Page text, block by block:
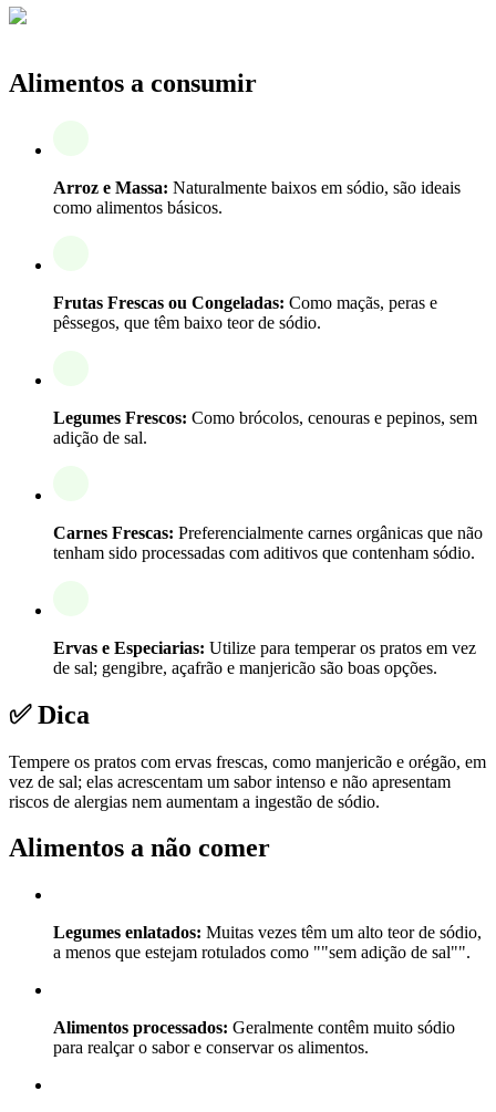
Alimentos a consumir
Arroz e Massa: Naturalmente baixos em sódio, são ideais
como alimentos básicos.
Frutas Frescas ou Congeladas: Como maçãs, peras e
pêssegos, que têm baixo teor de sódio.
Legumes Frescos: Como brócolos, cenouras e pepinos, sem
adição de sal.
Carnes Frescas: Preferencialmente carnes orgânicas que não
tenham sido processadas com aditivos que contenham sódio.
Ervas e Especiarias: Utilize para temperar os pratos em vez
de sal; gengibre, açafrão e manjericão são boas opções.
✅ Dica
Tempere os pratos com ervas frescas, como manjericão e orégão, em
vez de sal; elas acrescentam um sabor intenso e não apresentam
riscos de alergias nem aumentam a ingestão de sódio.
Alimentos a não comer
Legumes enlatados: Muitas vezes têm um alto teor de sódio,
a menos que estejam rotulados como ""sem adição de sal"".
Alimentos processados: Geralmente contêm muito sódio
para realçar o sabor e conservar os alimentos.